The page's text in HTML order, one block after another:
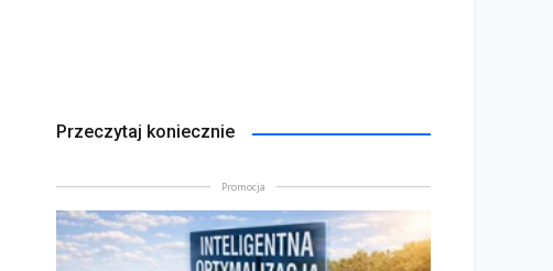
Przeczytaj koniecznie
Promocja